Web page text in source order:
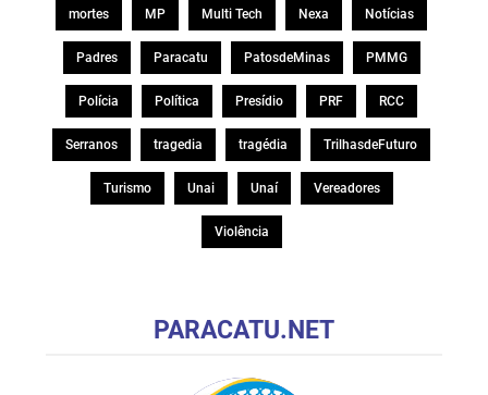
mortes MP Multi Tech Nexa Notícias
Padres Paracatu PatosdeMinas PMMG
Polícia Política Presídio PRF RCC
Serranos tragedia tragédia TrilhasdeFuturo
Turismo Unai Unaí Vereadores
Violência
PARACATU.NET